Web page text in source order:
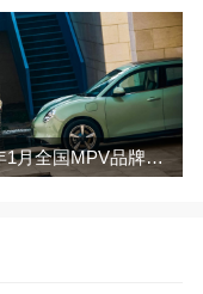
2022年1月全国MPV品牌销量排行榜完整版